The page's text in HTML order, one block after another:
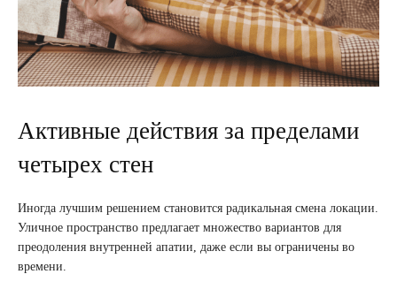
Активные действия за пределами
четырех стен
Иногда лучшим решением становится радикальная смена локации.
Уличное пространство предлагает множество вариантов для
преодоления внутренней апатии, даже если вы ограничены во
времени.